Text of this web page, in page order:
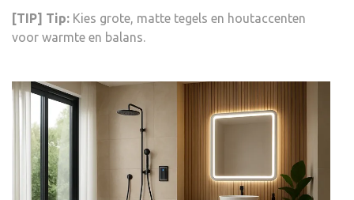
[TIP] Tip: Kies grote, matte tegels en houtaccenten
voor warmte en balans.